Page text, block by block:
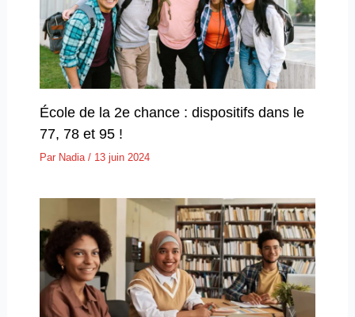
École de la 2e chance : dispositifs dans le
77, 78 et 95 !
Par Nadia / 13 juin 2024